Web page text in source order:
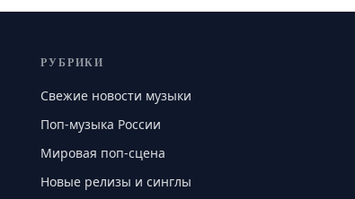
РУБРИКИ
Свежие новости музыки
Поп-музыка России
Мировая поп-сцена
Новые релизы и синглы